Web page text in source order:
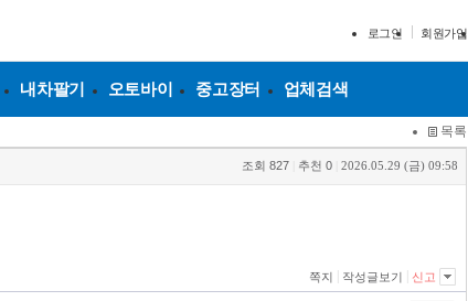
로그인 회원가입
내차팔기 오토바이 중고장터 업체검색
목록
조회 827 추천 0 2026.05.29 (금) 09:58
쪽지 작성글보기 신고